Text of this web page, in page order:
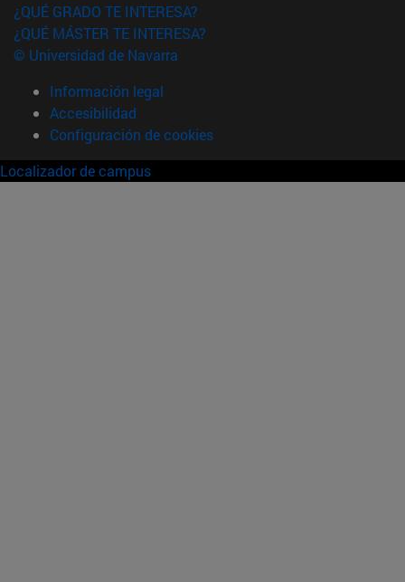
¿QUÉ GRADO TE INTERESA?
¿QUÉ MÁSTER TE INTERESA?
© Universidad de Navarra
Información legal
Accesibilidad
Configuración de cookies
Localizador de campus